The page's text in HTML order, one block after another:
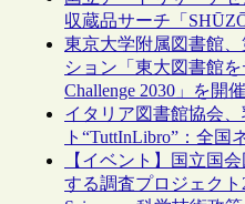
収蔵品サーチ「
東京大学附属図書館
ション「東大図書館
Challenge 2030」を開催
イタリア図書館協会
ト“TuttInLibro”：全国
【イベント】国立国
する調査プロジェク